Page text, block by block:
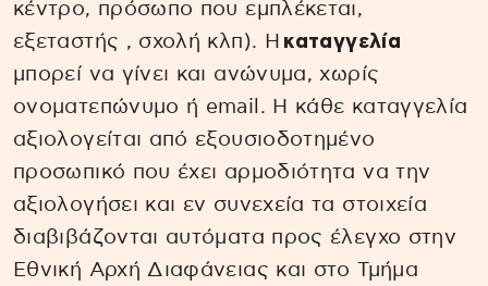
κέντρο, πρόσωπο που εμπλέκεται,
εξεταστής , σχολή κλπ). Η καταγγελία
μπορεί να γίνει και ανώνυμα, χωρίς
ονοματεπώνυμο ή email. Η κάθε καταγγελία
αξιολογείται από εξουσιοδοτημένο
προσωπικό που έχει αρμοδιότητα να την
αξιολογήσει και εν συνεχεία τα στοιχεία
διαβιβάζονται αυτόματα προς έλεγχο στην
Εθνική Αρχή Διαφάνειας και στο Τμήμα